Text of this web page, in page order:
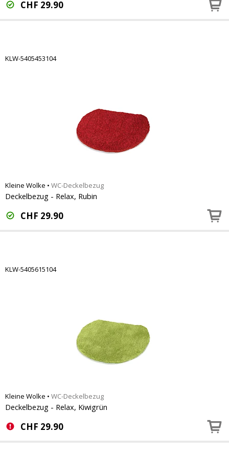
CHF 29.90
KLW-5405453104
Kleine Wolke • WC-Deckelbezug
Deckelbezug - Relax, Rubin
CHF 29.90
KLW-5405615104
Kleine Wolke • WC-Deckelbezug
Deckelbezug - Relax, Kiwigrün
CHF 29.90